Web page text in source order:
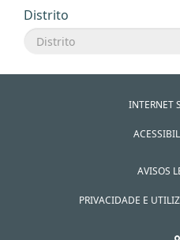
Distrito
INTERNET
AVISOS
PRIVACIDADE E